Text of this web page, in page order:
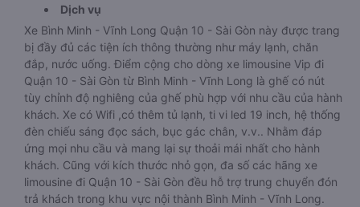
Dịch vụ
Xe Bình Minh - Vĩnh Long Quận 10 - Sài Gòn này được trang
bị đầy đủ các tiện ích thông thường như máy lạnh, chăn
đắp, nước uống. Điểm cộng cho dòng xe limousine Vip đi
Quận 10 - Sài Gòn từ Bình Minh - Vĩnh Long là ghế có nút
tùy chỉnh độ nghiêng của ghế phù hợp với nhu cầu của hành
khách. Xe có Wifi ,có thêm tủ lạnh, ti vi led 19 inch, hệ thống
đèn chiếu sáng đọc sách, bục gác chân, v.v.. Nhằm đáp
ứng mọi nhu cầu và mang lại sự thoải mái nhất cho hành
khách. Cũng với kích thước nhỏ gọn, đa số các hãng xe
limousine đi Quận 10 - Sài Gòn đều hỗ trợ trung chuyển đón
trả khách trong khu vực nội thành Bình Minh - Vĩnh Long.